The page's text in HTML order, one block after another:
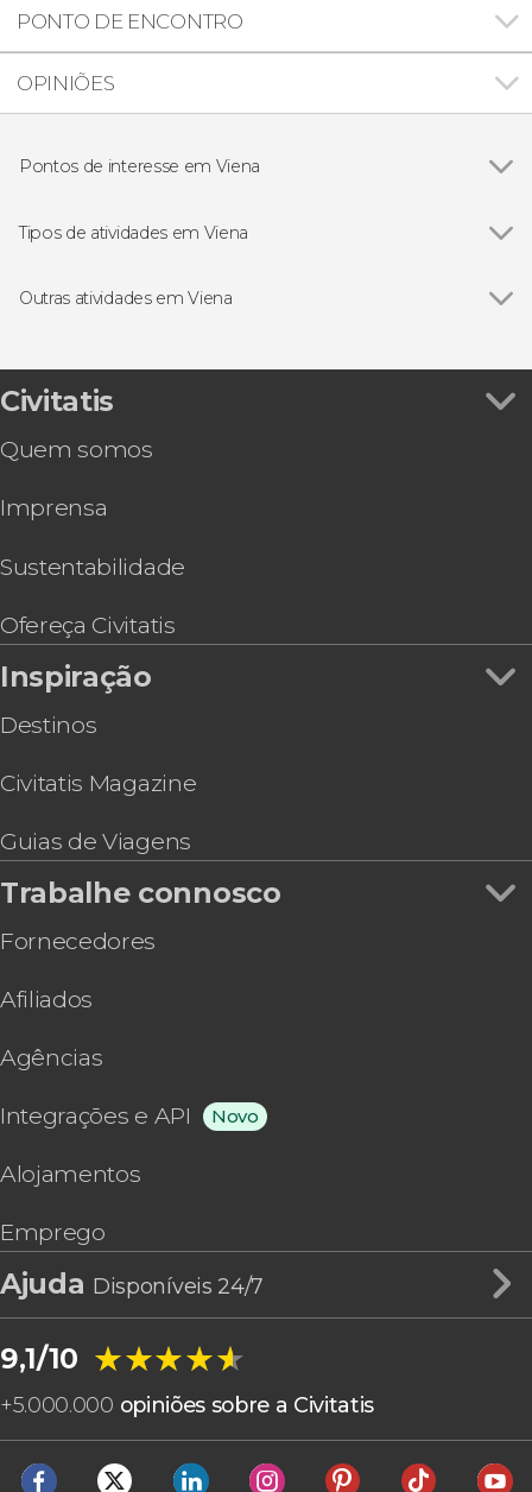
PONTO DE ENCONTRO
OPINIÕES
Pontos de interesse em Viena
Palácio de Schönbrunn
Tipos de atividades em Viena
Excursões de um dia
Outras atividades em Viena
Ingresso do Museu Sigmund Freud
Ingresso do Palácio de Schönbrunn + Trem
Ingresso do Kunsthistorisches Museum, o
Ingresso do Museu de Carruagens Imperiais
Ônibus turístico de Viena, Big Bus
Ingresso do Tesouro Imperial do Palácio
Hofburg
Ingresso da Casa Museu de Mozart
Civitatis
Quem somos
Imprensa
Sustentabilidade
Ofereça Civitatis
Inspiração
Destinos
Civitatis Magazine
Guias de Viagens
Trabalhe connosco
Fornecedores
Afiliados
Agências
Integrações e API Novo
Alojamentos
Emprego
Ajuda Disponíveis 24/7
9,1/10 ★★★★★
★★★★★
+5.000.000 opiniões sobre a Civitatis